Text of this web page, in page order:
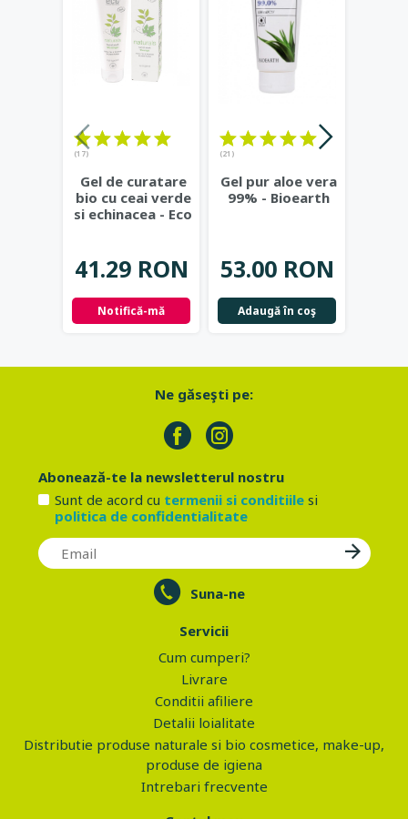
(17)
Gel de curatare
bio cu ceai verde
si echinacea - Eco
41.29 RON
Notifică-mă
(21)
Gel pur aloe vera
99% - Bioearth
53.00 RON
Adaugă în coş
Ne găseşti pe:
Abonează-te la newsletterul nostru
Sunt de acord cu termenii si conditiilesi
politica de confidentialitate
Suna-ne
Servicii
Cum cumperi?
Livrare
Conditii afiliere
Detalii loialitate
Distributie produse naturale si bio cosmetice, make-up,
produse de igiena
Intrebari frecvente